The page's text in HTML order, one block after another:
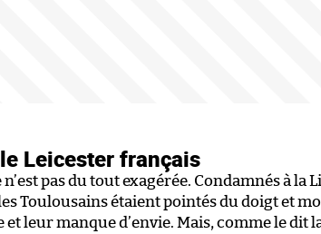
Leicester français
pas du tout exagérée. Condamnés à la
Toulousains étaient pointés du doigt et
leur manque d’envie. Mais, comme le dit